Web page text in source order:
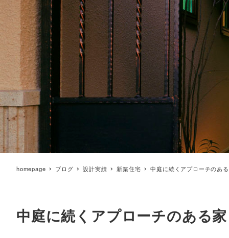
homepage ブログ 設計実績 新築住宅 中庭に続くアプローチのあ
中庭に続くアプローチのある家